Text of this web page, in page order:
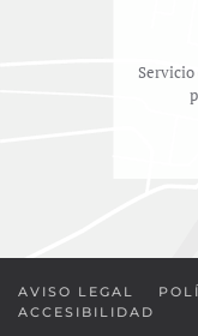
AVISO LEGAL
ACCESIBILIDAD